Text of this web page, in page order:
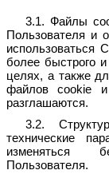
3.1. Файлы
Пользователя и
использоваться
более быстрого и
целях, а также
файлов cookie
разглашаются.
3.2.
технические
изменяться
Пользователя.